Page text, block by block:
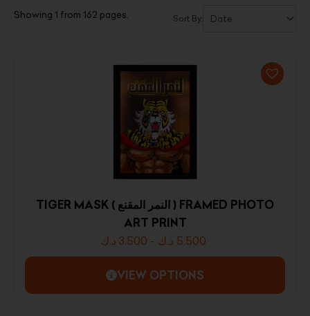
Showing 1 from 162 pages. Sort By:
TIGER MASK ( النمر المقنع ) FRAMED PHOTO
ART PRINT
3.500 د.ك - 5.500 د.ك
VIEW OPTIONS